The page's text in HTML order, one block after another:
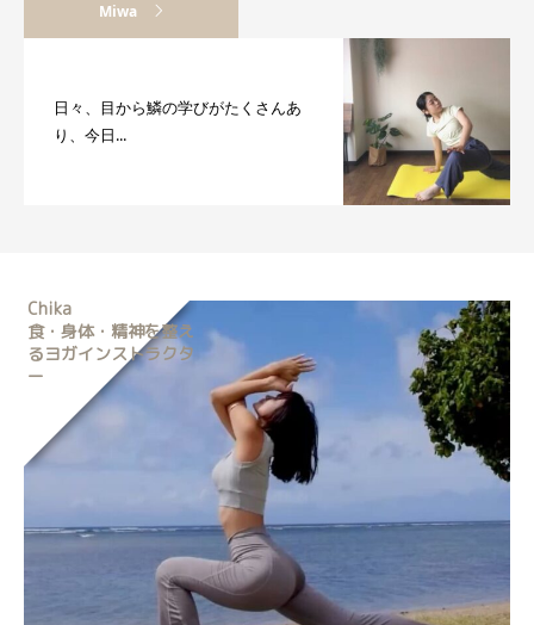
Miwa
日々、目から鱗の学びがたくさんあ
り、今日...
Chika
食・身体・精神を整え
るヨガインストラクタ
ー